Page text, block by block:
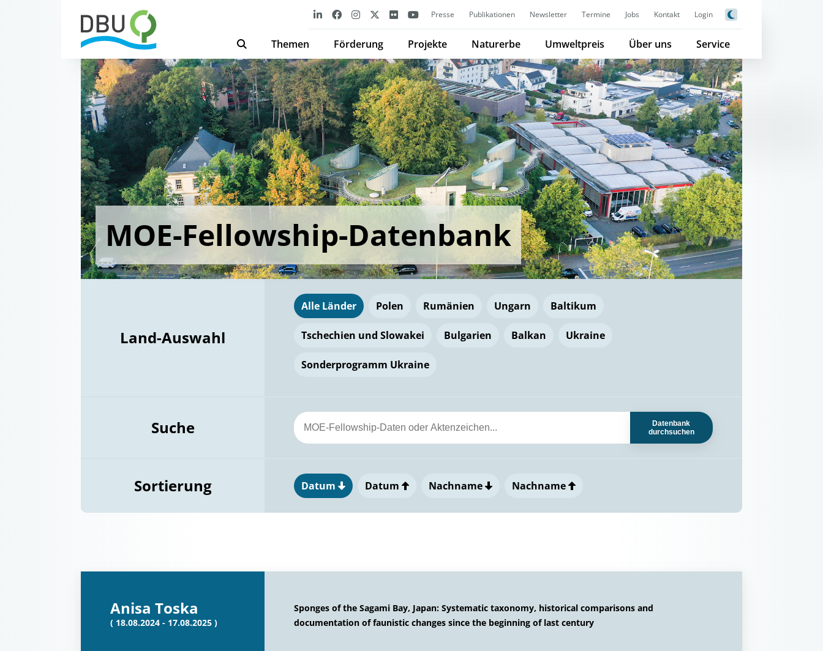
Presse Publikationen Newsletter Termine Jobs Kontakt Login
Themen Förderung Projekte Naturerbe Umweltpreis Über uns Service
MOE-Fellowship-Datenbank
Land-Auswahl
Alle Länder Polen Rumänien Ungarn Baltikum
Tschechien und Slowakei Bulgarien Balkan Ukraine
Sonderprogramm Ukraine
Suche
Datenbank
durchsuchen
Sortierung Datum Datum Nachname Nachname
Anisa Toska
( 18.08.2024 - 17.08.2025 )
Sponges of the Sagami Bay, Japan: Systematic taxonomy, historical comparisons and
documentation of faunistic changes since the beginning of last century